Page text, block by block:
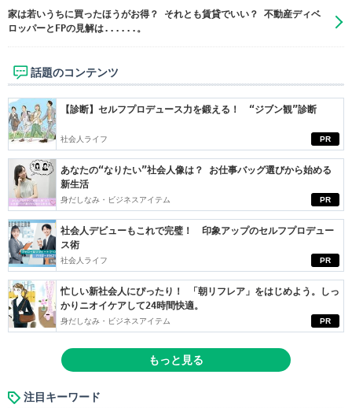
家は若いうちに買ったほうがお得？ それとも賃貸でいい？ 不動産ディベ
ロッパーとFPの見解は......。
話題のコンテンツ
PR
【診断】セルフプロデュース力を鍛える！ “ジブン観”診断
社会人ライフ
PR
あなたの“なりたい”社会人像は？ お仕事バッグ選びから始める
新生活
身だしなみ・ビジネスアイテム
PR
社会人デビューもこれで完璧！ 印象アップのセルフプロデュー
ス術
社会人ライフ
PR
忙しい新社会人にぴったり！ 「朝リフレア」をはじめよう。しっ
かりニオイケアして24時間快適。
身だしなみ・ビジネスアイテム
もっと見る
注目キーワード